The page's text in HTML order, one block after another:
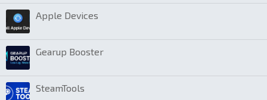
Apple Devices
Gearup Booster
SteamTools